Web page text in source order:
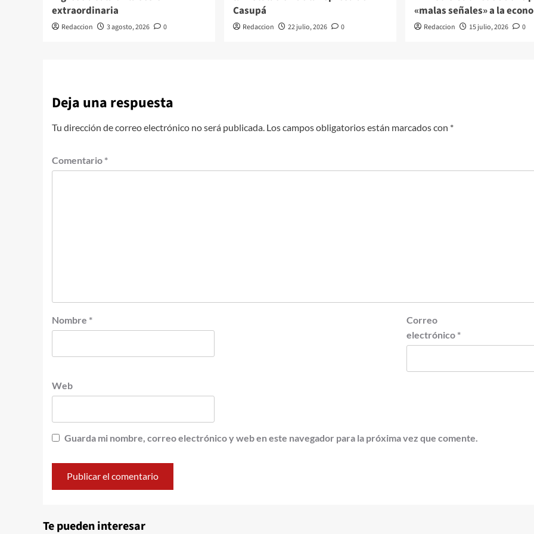
extraordinaria
Redaccion 3 agosto, 2026 0
Casupá
Redaccion 22 julio, 2026 0
«malas señales» a la
Redaccion 15 julio, 2026 0
Deja una respuesta
Tu dirección de correo electrónico no será publicada. Los campos obligatorios están marcados con *
Comentario *
Nombre *
Correo
electrónico *
Web
Guarda mi nombre, correo electrónico y web en este navegador para la próxima vez que comente.
Te pueden interesar